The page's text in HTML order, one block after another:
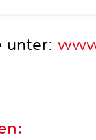
unter: